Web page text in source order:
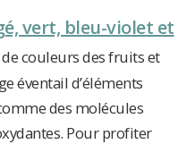
vert, bleu-violet et
couleurs des fruits et
éventail d’éléments
des molécules
Pour profiter